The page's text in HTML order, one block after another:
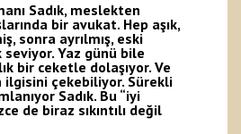
Sadık, meslekten
bir avukat. Hep aşık,
sonra ayrılmış, eski
seviyor. Yaz günü bile
bir ceketle dolaşıyor. Ve
ilgisini çekebiliyor. Sürekli
Sadık. Bu “iyi
de biraz sıkıntılı değil